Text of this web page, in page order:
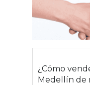
¿Cómo
Medellín de